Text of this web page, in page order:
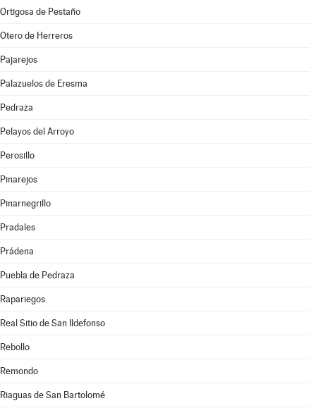
Ortigosa de Pestaño
Otero de Herreros
Pajarejos
Palazuelos de Eresma
Pedraza
Pelayos del Arroyo
Perosillo
Pinarejos
Pinarnegrillo
Pradales
Prádena
Puebla de Pedraza
Rapariegos
Real Sitio de San Ildefonso
Rebollo
Remondo
Riaguas de San Bartolomé